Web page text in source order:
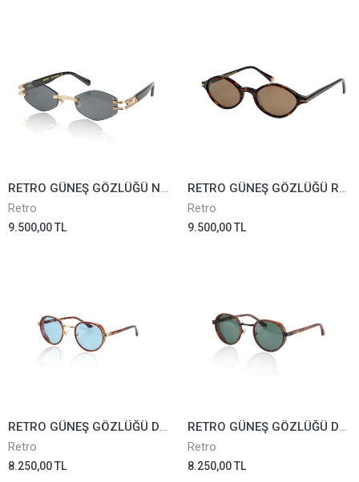
RETRO GÜNEŞ GÖZLÜĞÜ NOVA-01
Retro
9.500,00 TL
RETRO GÜNEŞ GÖZLÜĞÜ RS2617-04
Retro
9.500,00 TL
RETRO GÜNEŞ GÖZLÜĞÜ DAZZLE III-N-02
Retro
8.250,00 TL
RETRO GÜNEŞ GÖZLÜĞÜ DAZZLE III-N-03
Retro
8.250,00 TL